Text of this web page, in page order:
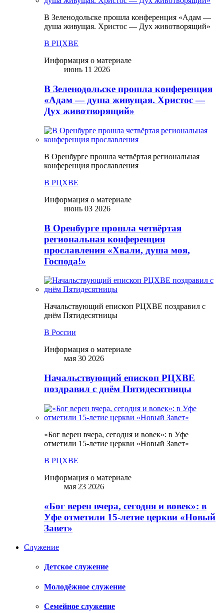
В Зеленодольске прошла конференция «Адам —
душа живущая. Христос — Дух животворящий»
В РЦХВЕ
Информация о материале
июнь 11 2026
В Зеленодольске прошла конференция
«Адам — душа живущая. Христос —
Дух животворящий»
В Оренбурге прошла четвёртая региональная
конференция прославления
В РЦХВЕ
Информация о материале
июнь 03 2026
В Оренбурге прошла четвёртая
региональная конференция
прославления «Хвали, душа моя,
Господа!»
Начальствующий епископ РЦХВЕ поздравил с
днём Пятидесятницы
В России
Информация о материале
мая 30 2026
Начальствующий епископ РЦХВЕ
поздравил с днём Пятидесятницы
«Бог верен вчера, сегодня и вовек»: в Уфе
отметили 15-летие церкви «Новый Завет»
В РЦХВЕ
Информация о материале
мая 23 2026
«Бог верен вчера, сегодня и вовек»: в
Уфе отметили 15-летие церкви «Новый
Завет»
Служение
Детское служение
Молодёжное служение
Семейное служение